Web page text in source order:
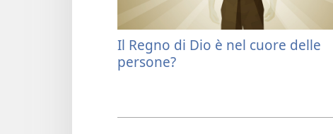
Il Regno di Dio è nel cuore delle
persone?